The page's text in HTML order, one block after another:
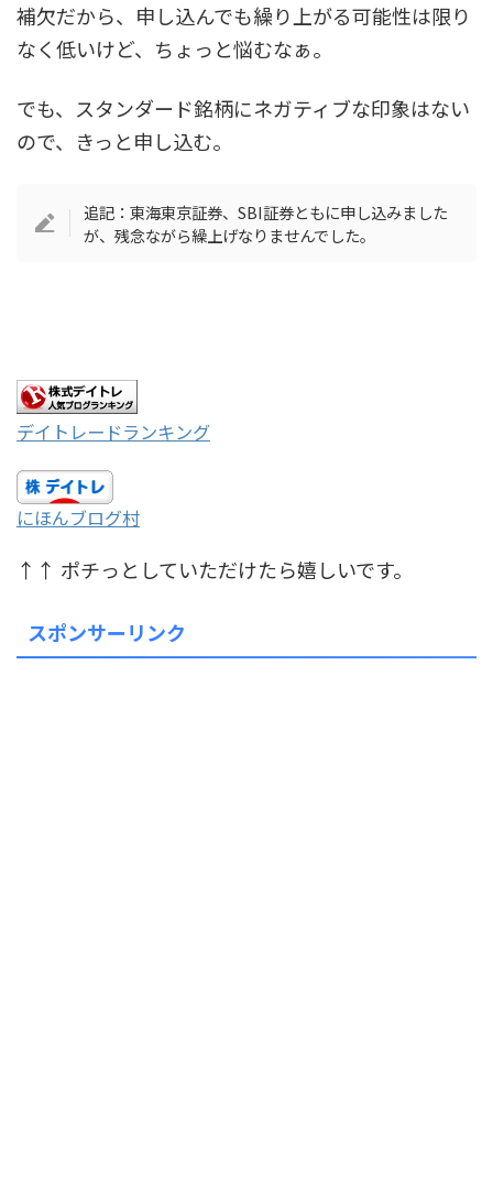
補欠だから、申し込んでも繰り上がる可能性は限り
なく低いけど、ちょっと悩むなぁ。
でも、スタンダード銘柄にネガティブな印象はない
ので、きっと申し込む。
追記：東海東京証券、SBI証券ともに申し込みました
が、残念ながら繰上げなりませんでした。
デイトレードランキング
にほんブログ村
↑↑ ポチっとしていただけたら嬉しいです。
スポンサーリンク